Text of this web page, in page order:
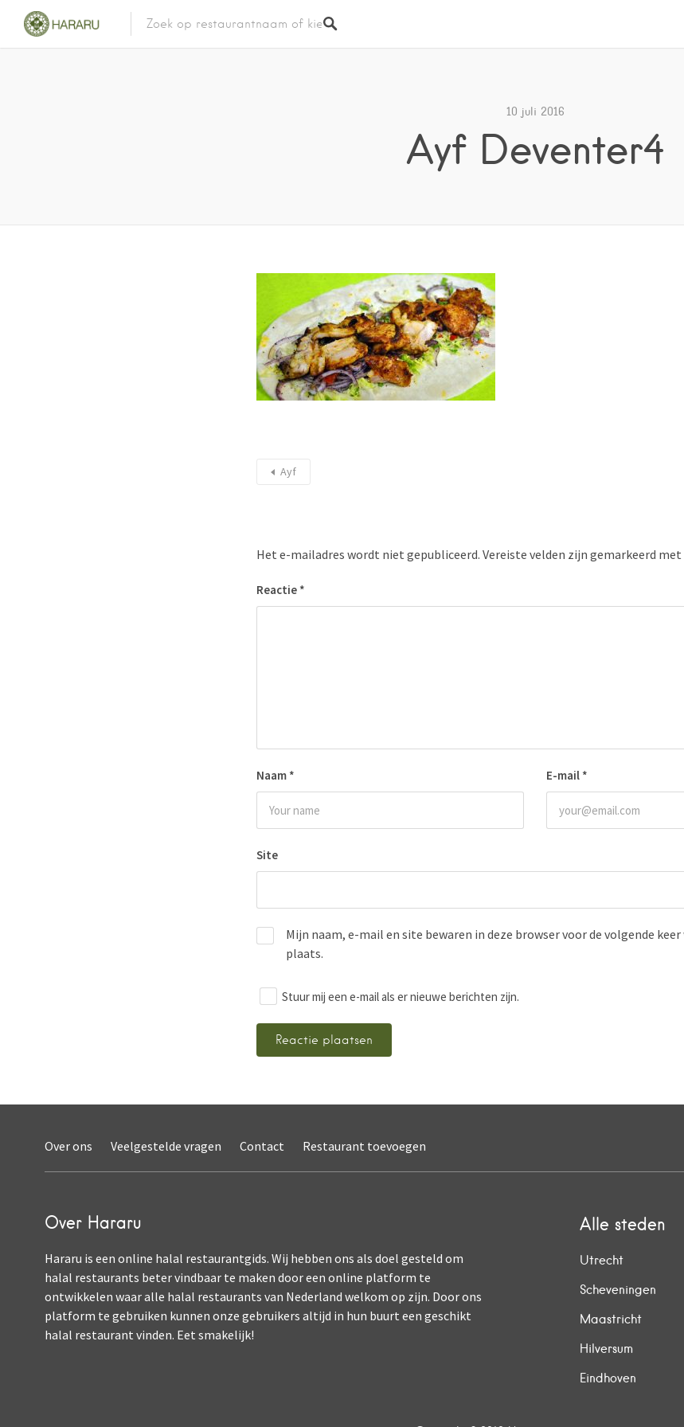
10 juli 2016
Ayf Deventer4
Ayf
Het e-mailadres wordt niet gepubliceerd. Vereiste velden zijn gemarkeerd met
Reactie *
Naam * E-mail *
Site
Mijn naam, e-mail en site bewaren in deze browser voor de volgende
plaats.
Stuur mij een e-mail als er nieuwe berichten zijn.
Over ons Veelgestelde vragen Contact Restaurant toevoegen
Over Hararu
Hararu is een online halal restaurantgids. Wij hebben ons als doel gesteld om
halal restaurants beter vindbaar te maken door een online platform te
ontwikkelen waar alle halal restaurants van Nederland welkom op zijn. Door ons
platform te gebruiken kunnen onze gebruikers altijd in hun buurt een geschikt
halal restaurant vinden. Eet smakelijk!
Alle steden
Utrecht
Scheveningen
Maastricht
Hilversum
Eindhoven